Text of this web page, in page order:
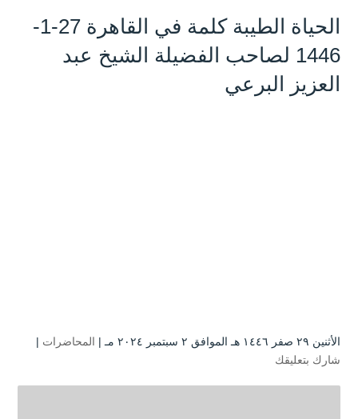
الحياة الطيبة كلمة في القاهرة 27-1-
1446 لصاحب الفضيلة الشيخ عبد
العزيز البرعي
الأثنين ۲۹ صفر ۱٤٤٦ هـ الموافق ۲ سبتمبر ۲۰۲٤ مـ | المحاضرات |
شارك بتعليقك